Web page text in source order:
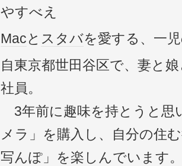
やすべえ
Macと スタバを愛する、一
自東京都世田谷区で、妻と
社員。
3年前に趣味を持とうと思
メラ」を購入し、自分の住
写んぽ」を楽しんでいます